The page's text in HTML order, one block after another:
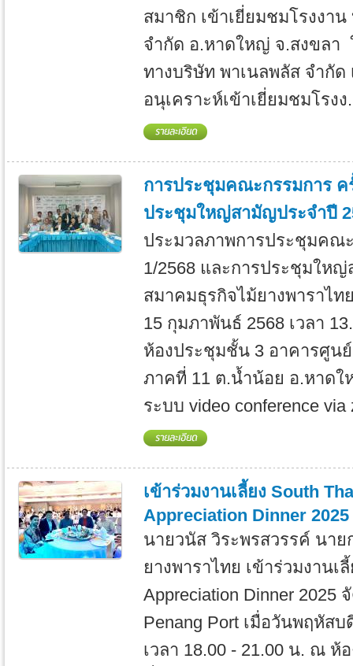
สมาชิก เข้าเยี่ยมชมโรงงา
จำกัด อ.หาดใหญ่ จ.สงขล
ทางบริษัท พาเนลพลัส จำกัด
อนุเคราะห์เข้าเยี่ยมชมโรงง
การประชุมคณะกรรมการ ค
ประชุมใหญ่สามัญประจำปี
ประมวลภาพการประชุมคณ
1/2568 และการประชุมให
สมาคมธุรกิจไม้ยางพาราไท
15 กุมภาพันธ์ 2568 เวลา
ห้องประชุมชั้น 3 อาคารศูน
ภาคที่ 11 ต.น้ำน้อย อ.หาด
ระบบ video conference via
เข้าร่วมงานเลี้ยง South
Appreciation Dinner 2025
นายวนัส วิระพรสวรรค์ นา
ยางพาราไทย เข้าร่วมงานเ
Appreciation Dinner 2025
Penang Port เมื่อวันพฤหัส
เวลา 18.00 - 21.00 น. ณ ห้